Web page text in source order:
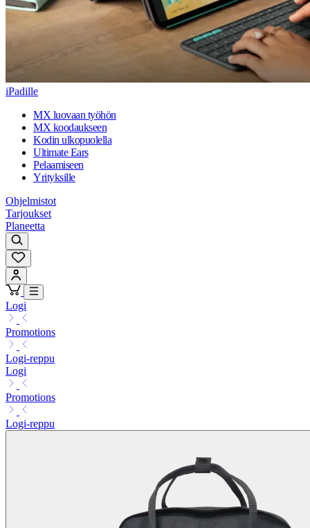
iPadille
MX luovaan työhön
MX koodaukseen
Kodin ulkopuolella
Ultimate Ears
Pelaamiseen
Yrityksille
Ohjelmistot
Tarjoukset
Planeetta
Logi
Promotions
Logi-reppu
Logi
Promotions
Logi-reppu